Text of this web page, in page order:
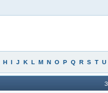
H I J K L M N O P Q R S T U